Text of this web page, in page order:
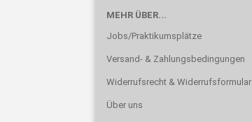
MEHR ÜBER...
Jobs/Praktikumsplätze
Versand- & Zahlungsbedingungen
Widerrufsrecht & Widerrufsformular
Über uns